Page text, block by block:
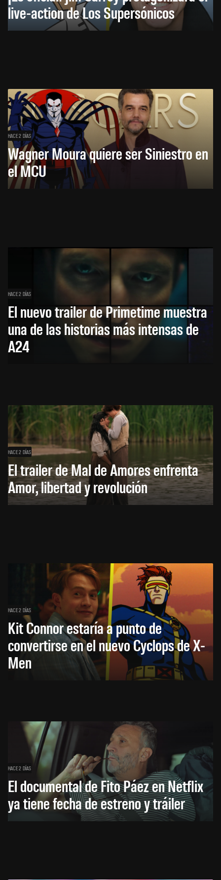
live-action de Los Supersónicos
HACE 2 DÍAS
Wagner Moura quiere ser Siniestro en
el MCU
HACE 2 DÍAS
El nuevo trailer de Primetime muestra
una de las historias más intensas de
A24
HACE 2 DÍAS
El trailer de Mal de Amores enfrenta
Amor, libertad y revolución
HACE 2 DÍAS
Kit Connor estaría a punto de
convertirse en el nuevo Cyclops de X-
Men
HACE 2 DÍAS
El documental de Fito Páez en Netflix
ya tiene fecha de estreno y tráiler